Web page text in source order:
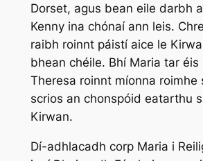
Dorset, agus bean eile darbh
Kenny ina chónaí ann leis.
raibh roinnt páistí aice le
bhean chéile. Bhí Maria tar éis
Theresa roinnt míonna roimhe
scrios an chonspóid eatarthu
Kirwan.
Dí-adhlacadh corp Maria i